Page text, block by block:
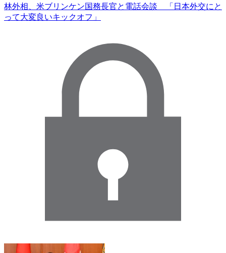
林外相、米ブリンケン国務長官と電話会談 「日本外交にと
って大変良いキックオフ」